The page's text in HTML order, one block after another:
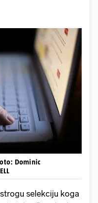
Dominic
selekciju koga